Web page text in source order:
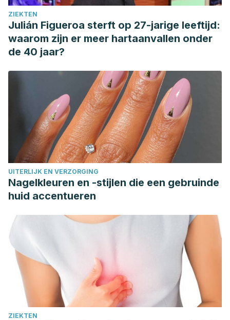
ZIEKTEN
Julián Figueroa sterft op 27-jarige leeftijd:
waarom zijn er meer hartaanvallen onder
de 40 jaar?
UITERLIJK EN VERZORGING
Nagelkleuren en -stijlen die een gebruinde
huid accentueren
ZIEKTEN